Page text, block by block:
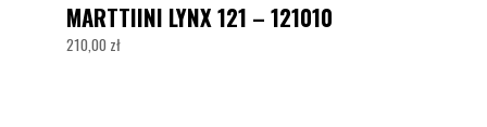
MARTTIINI LYNX 121 – 121010
210,00 zł